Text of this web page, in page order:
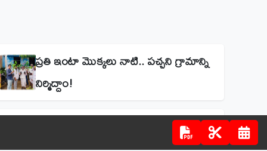
ప్రతి ఇంటా మొక్కలు నాటి.. పచ్చని గ్రామాన్ని
నిర్మిద్దాం!
279వ వారానికి చేరిన సంగెం చారిటబుల్ ట్రస్ట్